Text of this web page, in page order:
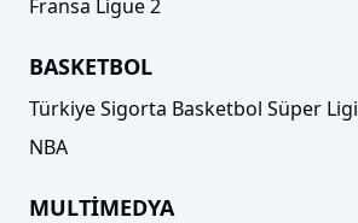
Fransa Ligue 2
BASKETBOL
Türkiye Sigorta Basketbol Süper Ligi
NBA
MULTİMEDYA